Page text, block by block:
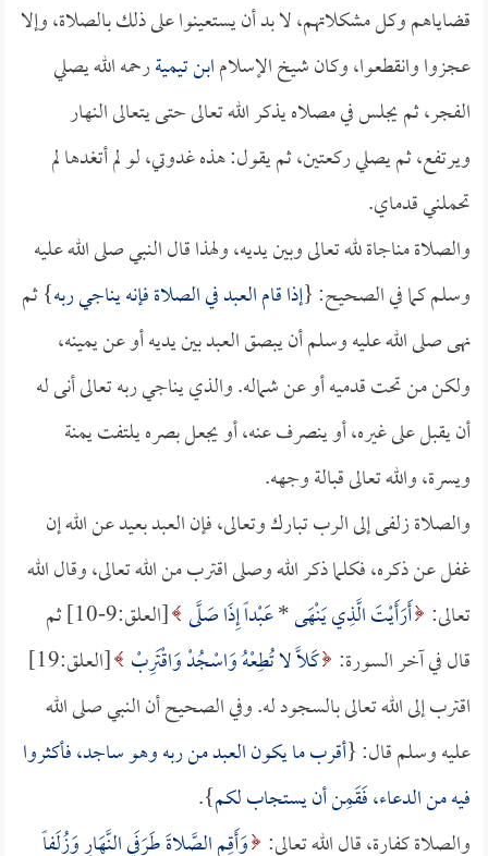
قضاياهم وكل مشكلاتهم، لا بد أن يستعينوا على ذلك بالصلاة، وإلا
عجزوا وانقطعوا، وكان شيخ الإسلامابن تيميةرحمه الله يصلي
الفجر، ثم يجلس في مصلاه يذكر الله تعالى حتى يتعالى النهار
ويرتفع، ثم يصلي ركعتين، ثم يقول: هذه غدوتي، لو لم أتغدها لم
تحملني قدماي.
والصلاة مناجاة لله تعالى وبين يديه، ولهذا قال النبي صلى الله عليه
وسلم كما في الصحيح: {إذا قام العبد في الصلاة فإنه يناجي ربه} ثم
نهى صلى الله عليه وسلم أن يبصق العبد بين يديه أو عن يمينه،
ولكن من تحت قدميه أو عن شماله. والذي يناجي ربه تعالى أنى له
أن يقبل على غيره، أو ينصرف عنه، أو يجعل بصره يلتفت يمنة
ويسرة، والله تعالى قبالة وجهه.
والصلاة زلفى إلى الرب تبارك وتعالى، فإن العبد بعيد عن الله إن
غفل عن ذكره، فكلما ذكر الله وصلى اقترب من الله تعالى، وقال الله
تعالى: أَرَأَيْتَ الَّذِي يَنْهَى*عَبْداً إِذَا صَلَّى
[العلق:9-10] ثم
قال في آخر السورة: كَلَّا لا تُطِعْهُ وَاسْجُدْ وَاقْتَرِبْ
[العلق:19]
اقترب إلى الله تعالى بالسجود له. وفي الصحيح أن النبي صلى الله
عليه وسلم قال: {أقرب ما يكون العبد من ربه وهو ساجد، فأكثروا
فيه من الدعاء، فَقَمِن أن يستجاب لكم}.
والصلاة كفارة، قال الله تعالى: وَأَقِمِ الصَّلاةَ طَرَفَيِ النَّهَارِ وَزُلَفاً